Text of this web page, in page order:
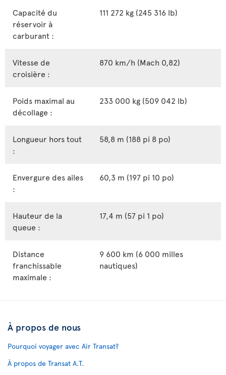
Capacité du
réservoir à
carburant :
111 272 kg (245 316 lb)
Vitesse de
croisière :
870 km/h (Mach 0,82)
Poids maximal au
décollage :
233 000 kg (509 042 lb)
Longueur hors tout
:
58,8 m (188 pi 8 po)
Envergure des ailes
:
60,3 m (197 pi 10 po)
Hauteur de la
queue :
17,4 m (57 pi 1 po)
Distance
franchissable
maximale :
9 600 km (6 000 milles
nautiques)
À propos de nous
Pourquoi voyager avec Air Transat?
À propos de Transat A.T.